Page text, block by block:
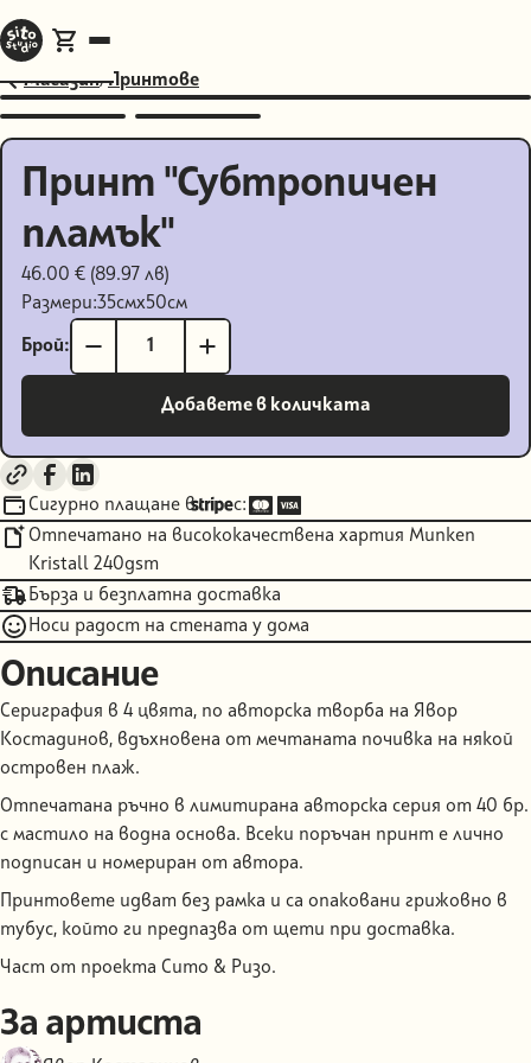
Магазин/Принтове
Принт "Субтропичен
пламък"
46.00 € (89.97 лв)
Размери:35смx50см
Брой:
Сигурно плащане в
с:
Отпечатано на висококачествена хартия Munken
Kristall 240gsm
Бърза и безплатна доставка
Носи радост на стената у дома
Описание
Сериграфия в 4 цвята, по авторска творба на Явор
Костадинов, вдъхновена от мечтаната почивка на някой
островен плаж.
Отпечатана ръчно в лимитирана авторска серия от 40 бр.
с мастило на водна основа. Всеки поръчан принт е лично
подписан и номериран от автора.
Принтовете идват без рамка и са опаковани грижовно в
тубус, който ги предпазва от щети при доставка.
Част от проекта Сито & Ризо.
За артиста